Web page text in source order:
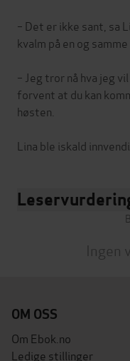
– Det er ikke sant, sa
kvalm på en og samme
– Jeg tror nå hva jeg
forvent at du kan
høsten.
Ingen
OM OSS
Om Ebok.no
Ledige stillinger